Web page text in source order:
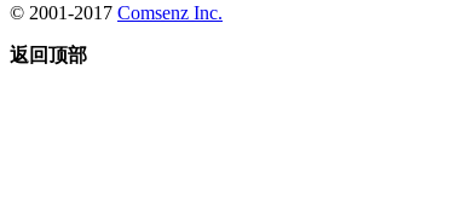
© 2001-2017 Comsenz Inc.
返回顶部